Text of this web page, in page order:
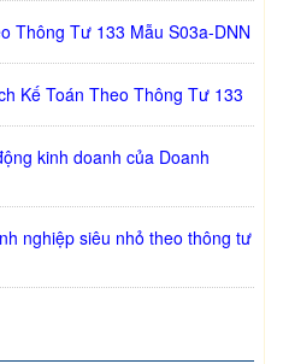
Thông Tư 133 Mẫu S03a-DNN
Kế Toán Theo Thông Tư 133
kinh doanh của Doanh
nghiệp siêu nhỏ theo thông tư